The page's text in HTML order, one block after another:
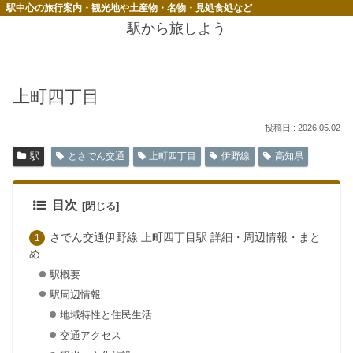
駅中心の旅行案内・観光地や土産物・名物・見処食処など
駅から旅しよう
上町四丁目
2026.05.02
駅 とさでん交通 上町四丁目 伊野線 高知県
目次
さでん交通伊野線 上町四丁目駅 詳細・周辺情報・まと
め
駅概要
駅周辺情報
地域特性と住民生活
交通アクセス